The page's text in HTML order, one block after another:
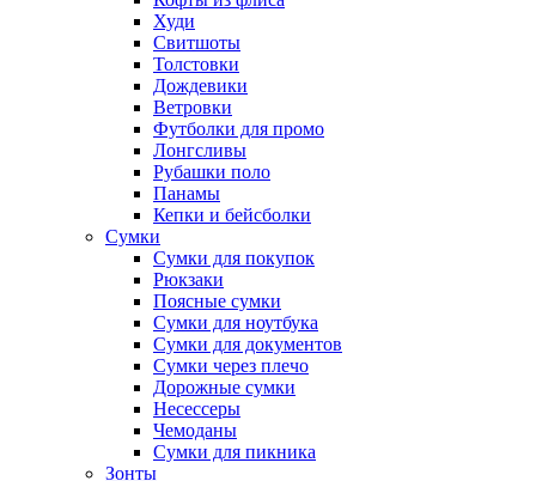
Худи
Свитшоты
Толстовки
Дождевики
Ветровки
Футболки для промо
Лонгсливы
Рубашки поло
Панамы
Кепки и бейсболки
Сумки
Сумки для покупок
Рюкзаки
Поясные сумки
Сумки для ноутбука
Сумки для документов
Сумки через плечо
Дорожные сумки
Несессеры
Чемоданы
Сумки для пикника
Зонты